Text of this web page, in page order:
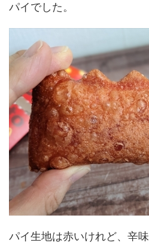
パイでした。
パイ生地は赤いけれど、辛